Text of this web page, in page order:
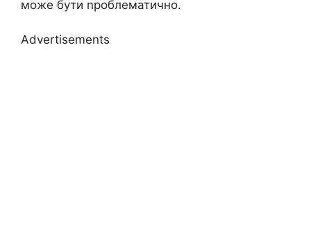
може бути nроблематично.
Advertisements